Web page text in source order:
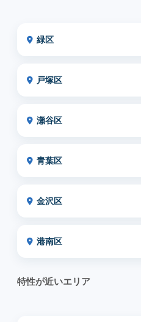
緑区
戸塚区
瀬谷区
青葉区
金沢区
港南区
特性が近いエリア